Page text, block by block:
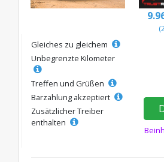
Gleiches zu gleichem
Unbegrenzte Kilometer
Treffen und Grüßen
Barzahlung akzeptiert
Zusätzlicher Treiber
enthalten